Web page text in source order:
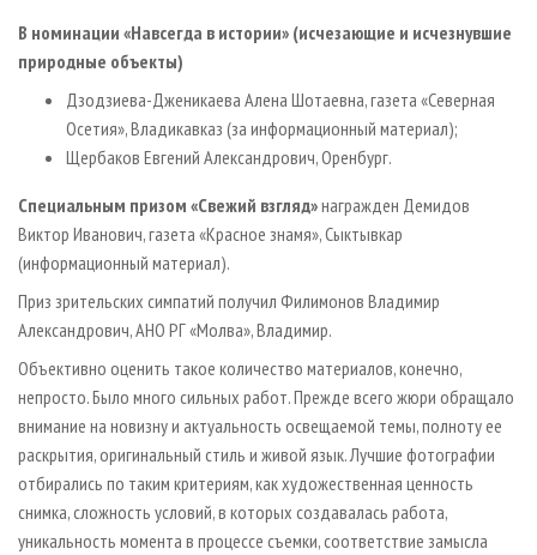
В номинации «Навсегда в истории» (исчезающие и исчезнувшие
природные объекты)
Дзодзиева-Дженикаева Алена Шотаевна, газета «Северная
Осетия», Владикавказ (за информационный материал);
Щербаков Евгений Александрович, Оренбург.
Специальным призом «Свежий взгляд»награжден Демидов
Виктор Иванович, газета «Красное знамя», Сыктывкар
(информационный материал).
Приз зрительских симпатий получил Филимонов Владимир
Александрович, АНО РГ «Молва», Владимир.
Объективно оценить такое количество материалов, конечно,
непросто. Было много сильных работ. Прежде всего жюри обращало
внимание на новизну и актуальность освещаемой темы, полноту ее
раскрытия, оригинальный стиль и живой язык. Лучшие фотографии
отбирались по таким критериям, как художественная ценность
снимка, сложность условий, в которых создавалась работа,
уникальность момента в процессе съемки, соответствие замысла